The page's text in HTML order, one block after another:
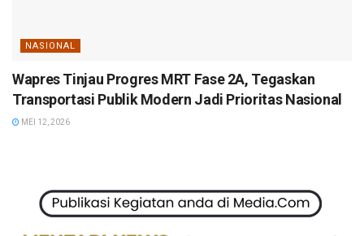
NASIONAL
Wapres Tinjau Progres MRT Fase 2A, Tegaskan
Transportasi Publik Modern Jadi Prioritas Nasional
MEI 12, 2026